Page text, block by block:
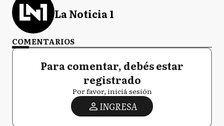
La Noticia 1
COMENTARIOS
Para comentar, debés estar
registrado
Por favor, iniciá sesión
INGRESA